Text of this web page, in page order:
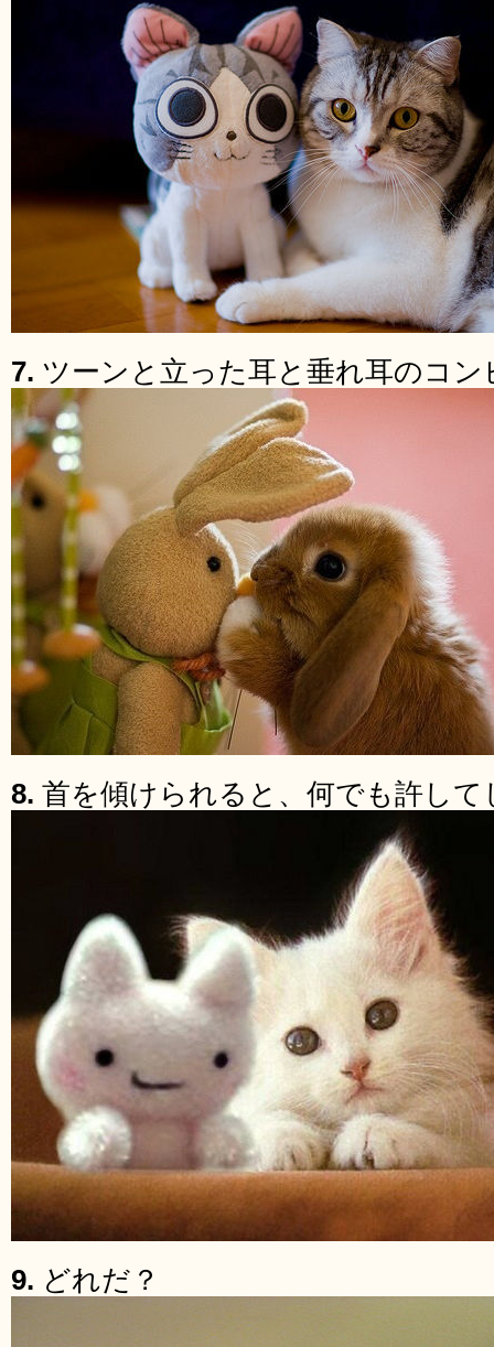
7. ツーンと立った耳と垂れ耳のコン
8. 首を傾けられると、何でも許して
9. どれだ？